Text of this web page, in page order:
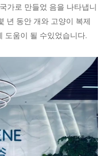
가로 만들었 음을 나타냅니
년 동안 개와 고양이 복제
도움이 될 수있었습니다.